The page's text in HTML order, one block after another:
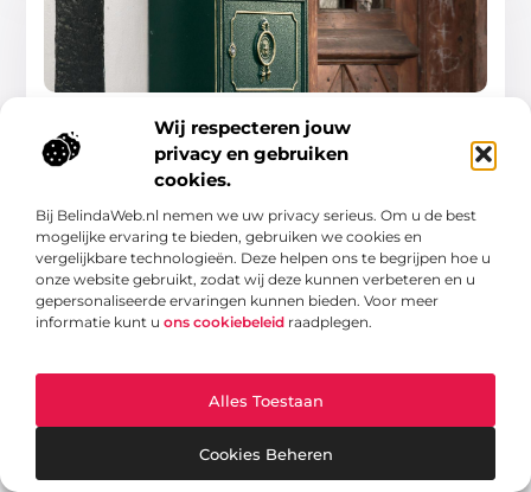
Wij respecteren jouw
privacy en gebruiken
cookies.
Bij BelindaWeb.nl nemen we uw privacy serieus. Om u de best
mogelijke ervaring te bieden, gebruiken we cookies en
vergelijkbare technologieën. Deze helpen ons te begrijpen hoe u
onze website gebruikt, zodat wij deze kunnen verbeteren en u
gepersonaliseerde ervaringen kunnen bieden. Voor meer
informatie kunt u ons cookiebeleid raadplegen.
Alles Toestaan
Cookies Beheren
die standaard groene brievenbus?
Een brievenbus is misschien niet het eerste waar je aan
denkt wanneer het gaat om stijl, kleur en uitstraling van
een woning. Toch bepaalt dit
Woning En Tuin